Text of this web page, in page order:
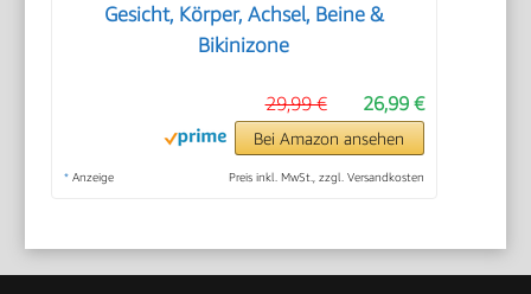
Gesicht, Körper, Achsel, Beine &
Bikinizone
26,99 €
29,99 €
Bei Amazon ansehen
* Anzeige Preis inkl. MwSt., zzgl. Versandkosten